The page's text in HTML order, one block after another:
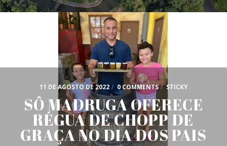
11 DE AGOSTO DE 2022 / 0 COMMENTS / STICKY
SÔ MADRUGA OFERECE
RÉGUA DE CHOPP DE
GRAÇA NO DIA DOS PAIS